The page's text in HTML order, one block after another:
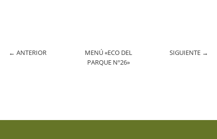
← ANTERIOR
MENÚ «ECO DEL
PARQUE Nº26»
SIGUIENTE →